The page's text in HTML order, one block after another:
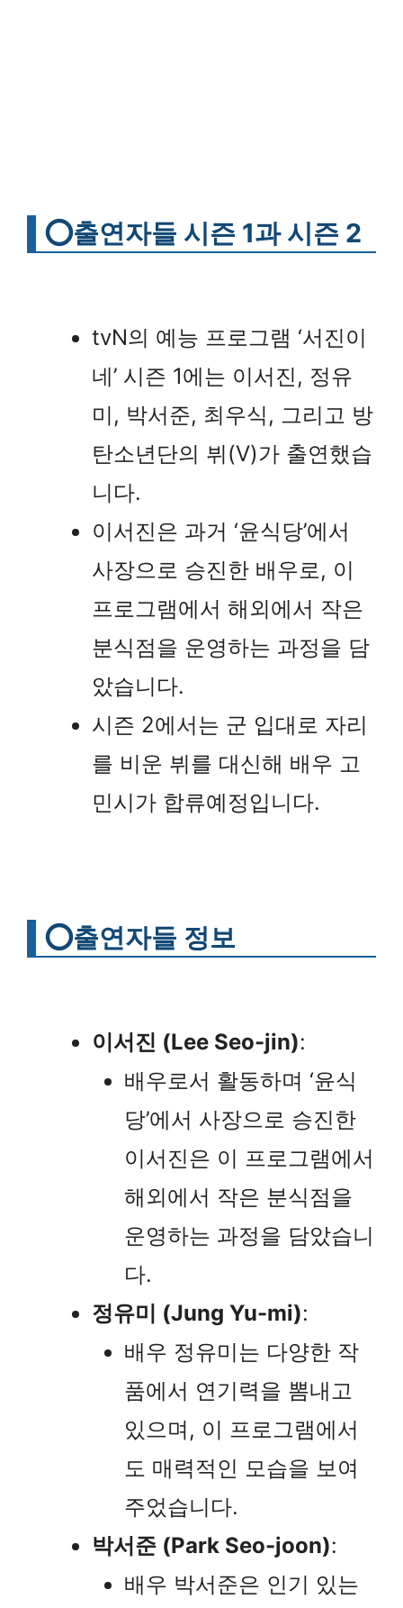
⭕출연자들 시즌 1과 시즌 2
tvN의 예능 프로그램 ‘서진이
네’ 시즌 1에는 이서진, 정유
미, 박서준, 최우식, 그리고 방
탄소년단의 뷔(V)가 출연했습
니다.
이서진은 과거 ‘윤식당’에서
사장으로 승진한 배우로, 이
프로그램에서 해외에서 작은
분식점을 운영하는 과정을 담
았습니다.
시즌 2에서는 군 입대로 자리
를 비운 뷔를 대신해 배우 고
민시가 합류예정입니다.
⭕출연자들 정보
이서진 (Lee Seo-jin):
배우로서 활동하며 ‘윤식
당’에서 사장으로 승진한
이서진은 이 프로그램에서
해외에서 작은 분식점을
운영하는 과정을 담았습니
다.
정유미 (Jung Yu-mi):
배우 정유미는 다양한 작
품에서 연기력을 뽐내고
있으며, 이 프로그램에서
도 매력적인 모습을 보여
주었습니다.
박서준 (Park Seo-joon):
배우 박서준은 인기 있는